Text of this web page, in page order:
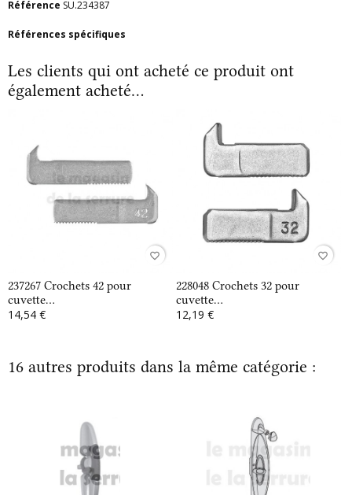
Référence SU.234387
Références spécifiques
Les clients qui ont acheté ce produit ont
également acheté...
favorite_border
237267 Crochets 42 pour
cuvette...
14,54 €
favorite_border
228048 Crochets 32 pour
cuvette...
12,19 €
16 autres produits dans la même catégorie :